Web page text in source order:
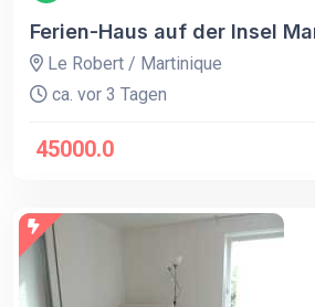
Ferien-Haus auf der Insel
Le Robert / Martinique
ca. vor 3 Tagen
45000.0